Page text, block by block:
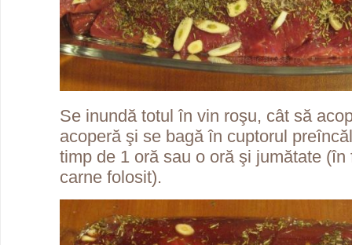
Se inundă totul în vin roşu, cât să
acoperă şi se bagă în cuptorul
timp de 1 oră sau o oră şi jumătate
carne folosit).